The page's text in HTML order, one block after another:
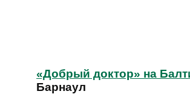
«Добрый доктор» на
Барнаул